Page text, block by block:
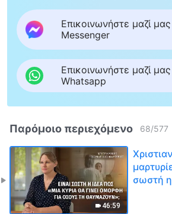
Επικοινωνήστε μαζί
Messenger
Επικοινωνήστε μαζί
Whatsapp
Παρόμοιο περιεχόμενο 68/577
46:59
σωστή